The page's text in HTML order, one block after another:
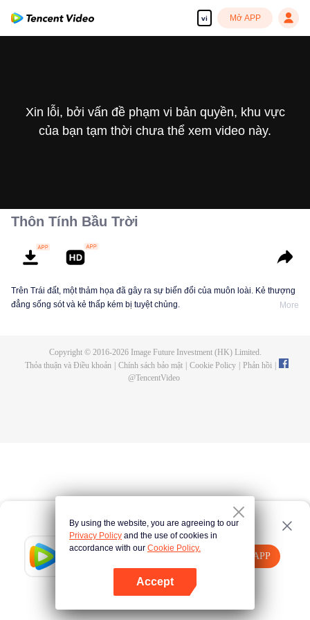
vi Mở APP
Tencent Video
Mở APP
Nhấn vào đây
Xin lỗi, bởi vấn đề phạm vi bản quyền, khu vực
của bạn tạm thời chưa thể xem video này.
Thôn Tính Bầu Trời
Trên Trái đất, một thảm họa đã gây ra sự biến đổi của muôn loài. Kẻ thượng
đẳng sống sót và kẻ thấp kém bị tuyệt chủng.
More
Copyright © 2016-2026Image Future Investment (HK) Limited.
Thỏa thuận và Điều khoản
Chính sách bảo mật Cookie Policy Phản hồi
@TencentVideo
By using the website, you are agreeing to our
Privacy Policy and the use of cookies in
accordance with our Cookie Policy.
Accept